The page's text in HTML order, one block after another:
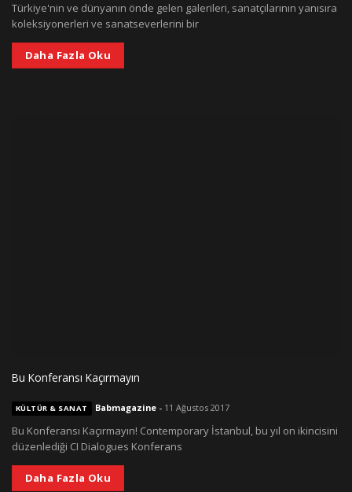
Türkiye'nin ve dünyanın önde gelen galerileri, sanatçılarının yanısıra
koleksiyonerleri ve sanatseverlerini bir
Daha Fazla Oku
Bu Konferansı Kaçırmayın
KÜLTÜR & SANAT Babmagazine- 11 Ağustos 2017
Bu Konferansı Kaçırmayın! Contemporary İstanbul, bu yıl on ikincisini
düzenlediği CI Dialogues Konferans
Daha Fazla Oku